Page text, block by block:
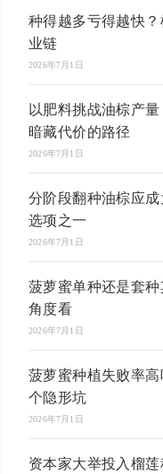
种得越多亏得越快
业链
2026年7月1日
以肥料挑战油棕产
暗藏代价的路径
2026年7月1日
分阶段翻种油棕应
选项之一
2026年7月1日
菠萝蜜单种还是套
角度看
2026年7月1日
菠萝蜜种植失败率
个隐形坑
2026年7月1日
资本家大举投入榴莲